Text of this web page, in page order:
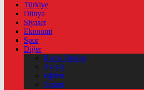
Türkiye
Dünya
Siyaset
Ekonomi
Spor
Diğer
Kamu İlanları
Asayiş
Eğitim
Yaşam